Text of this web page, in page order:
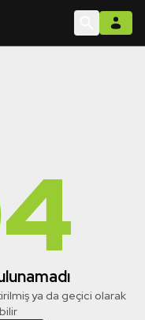
ya da geçici olarak